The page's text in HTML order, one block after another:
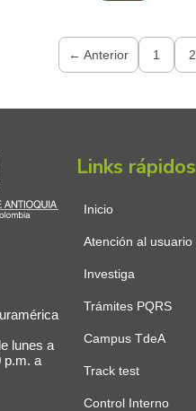
← Anterior 1 2
lunes a
p.m. a
Links rápidos
Inicio
Atención al usuario
Investiga
Trámites PQRS
Campus TdeA
Track test
Control Interno